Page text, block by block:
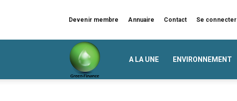
Devenir membre Annuaire Contact Se connecter
A LA UNE ENVIRONNEMENT